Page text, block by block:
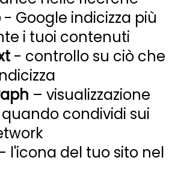
- Google indicizza più
i tuoi contenuti
- controllo su ciò che
– visualizzazione
condividi sui
- l'icona del tuo sito nel